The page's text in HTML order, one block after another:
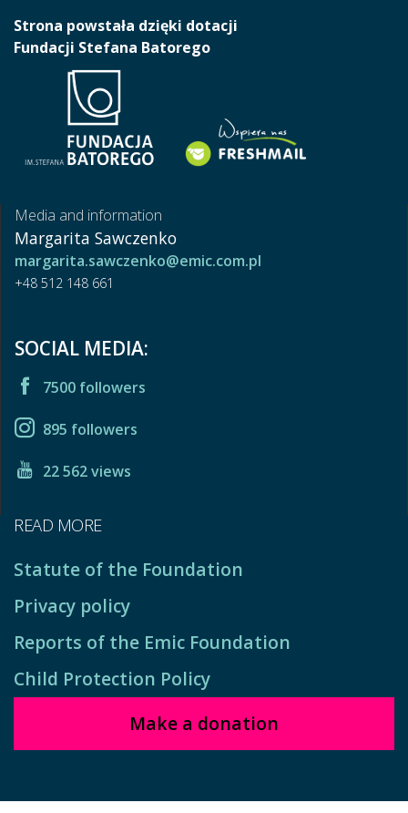
Strona powstała dzięki dotacji
Fundacji Stefana Batorego
Media and information
Margarita Sawczenko
margarita.sawczenko@emic.com.pl
+48 512 148 661
SOCIAL MEDIA:
7500 followers
895 followers
22 562 views
READ MORE
Statute of the Foundation
Privacy policy
Reports of the Emic Foundation
Child Protection Policy
Make a donation